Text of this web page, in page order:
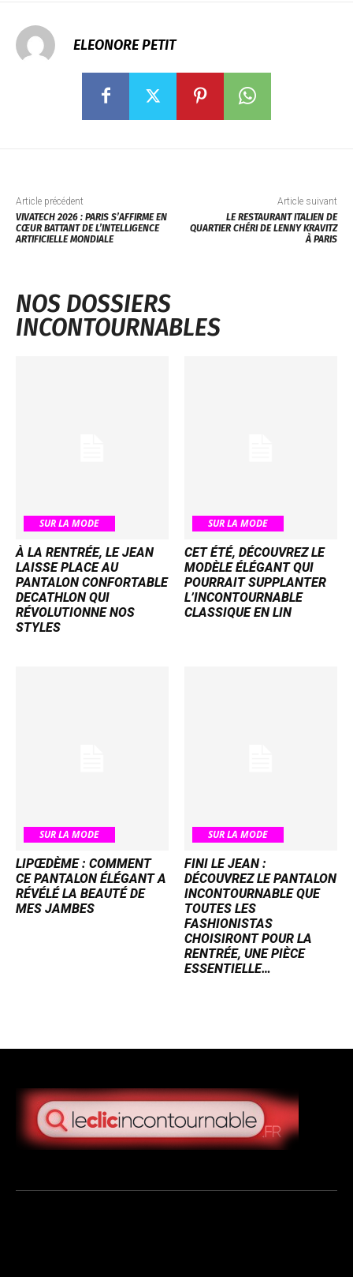
ELEONORE PETIT
Article précédent
VIVATECH 2026 : PARIS S’AFFIRME EN
CŒUR BATTANT DE L’INTELLIGENCE
ARTIFICIELLE MONDIALE
Article suivant
LE RESTAURANT ITALIEN DE
QUARTIER CHÉRI DE LENNY KRAVITZ
À PARIS
NOS DOSSIERS
INCONTOURNABLES
SUR LA MODE
À LA RENTRÉE, LE JEAN
LAISSE PLACE AU
PANTALON CONFORTABLE
DECATHLON QUI
RÉVOLUTIONNE NOS
STYLES
SUR LA MODE
CET ÉTÉ, DÉCOUVREZ LE
MODÈLE ÉLÉGANT QUI
POURRAIT SUPPLANTER
L’INCONTOURNABLE
CLASSIQUE EN LIN
SUR LA MODE
LIPŒDÈME : COMMENT
CE PANTALON ÉLÉGANT A
RÉVÉLÉ LA BEAUTÉ DE
MES JAMBES
SUR LA MODE
FINI LE JEAN :
DÉCOUVREZ LE PANTALON
INCONTOURNABLE QUE
TOUTES LES
FASHIONISTAS
CHOISIRONT POUR LA
RENTRÉE, UNE PIÈCE
ESSENTIELLE…